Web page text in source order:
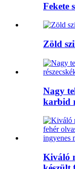
Fekete
Zöld
Nagy
karbid
Kiváló